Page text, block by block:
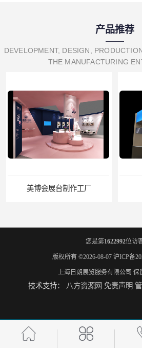
产品推荐
DEVELOPMENT, DESIGN,
THE MANUFACTURING
美博会展台制作工厂
家具展搭建工厂
您是第1622992位访
版权所有 ©2026-08-07 沪ICP备
上海日朗展览服务有限公司 保
技术支持： 八方资源网 免责声明